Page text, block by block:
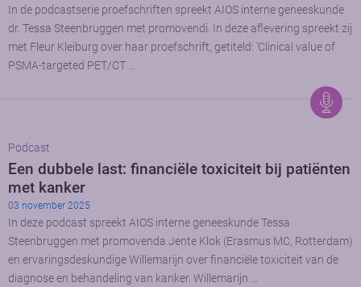
In de podcastserie proefschriften spreekt AIOS interne geneeskunde
dr. Tessa Steenbruggen met promovendi. In deze aflevering spreekt zij
met Fleur Kleiburg over haar proefschrift, getiteld: ‘Clinical value of
PSMA-targeted PET/CT …
Podcast
Een dubbele last: financiële toxiciteit bij patiënten
met kanker
03 november 2025
In deze podcast spreekt AIOS interne geneeskunde Tessa
Steenbruggen met promovenda Jente Klok (Erasmus MC, Rotterdam)
en ervaringsdeskundige Willemarijn over financiële toxiciteit van de
diagnose en behandeling van kanker. Willemarijn …